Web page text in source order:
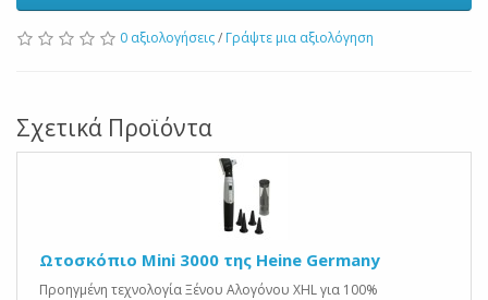
0 αξιολογήσεις/ Γράψτε μια αξιολόγηση
Σχετικά Προϊόντα
Ωτοσκόπιο Mini 3000 της Heine Germany
Προηγμένη τεχνολογία Ξένου Αλογόνου XHL για 100%